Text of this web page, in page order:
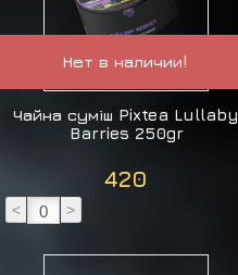
Нет в наличии!
Чайна суміш Pixtea Lullaby
Barries 250gr
420
< >